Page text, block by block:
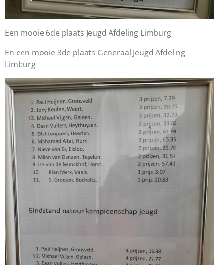
Een mooie 6de plaats Jeugd Afdeling Limburg
En een mooie 3de plaats Generaal Jeugd Afdeling
Limburg